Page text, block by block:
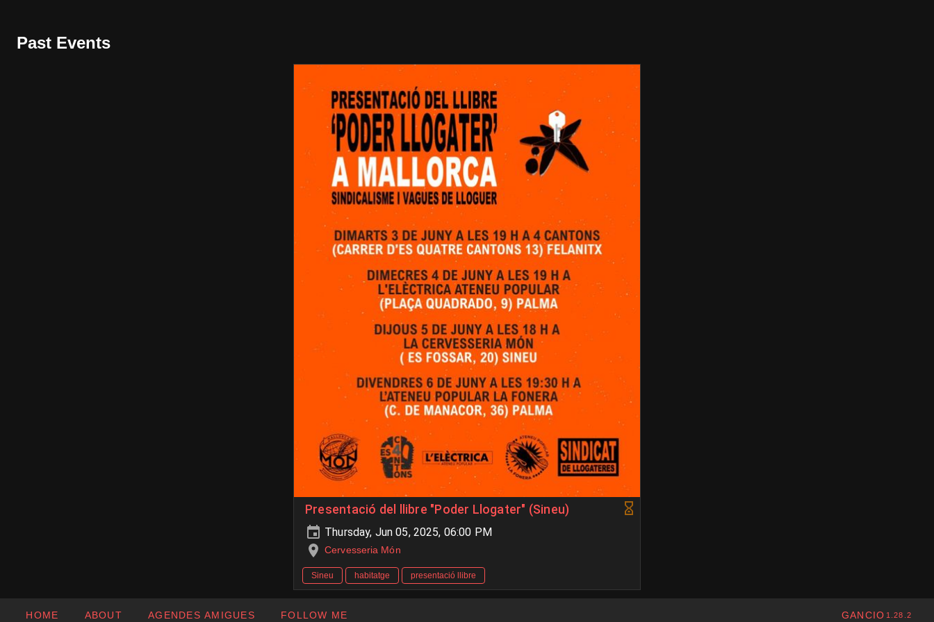
Past Events
Presentació del llibre "Poder Llogater" (Sineu)
Thursday, Jun 05, 2025, 06:00 PM
Cervesseria Món
Sineu habitatge presentació llibre
HOME ABOUT AGENDES AMIGUES FOLLOW ME GANCIO 1.28.2